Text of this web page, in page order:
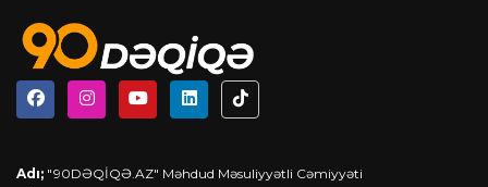
Adı; "90DƏQİQƏ.AZ" Məhdud Məsuliyyətli Cəmiyyəti